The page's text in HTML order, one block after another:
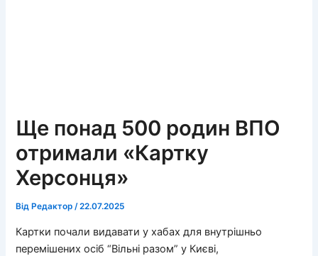
Ще понад 500 родин ВПО
отримали «Картку
Херсонця»
Від Редактор/22.07.2025
Картки почали видавати у хабах для внутрішньо
перемішених осіб “Вільні разом” у Києві,